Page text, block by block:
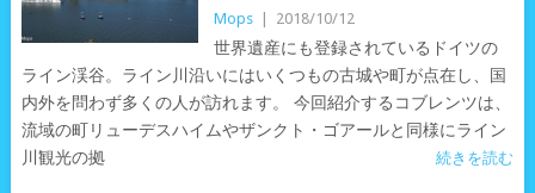
Mops 2018/10/12
世界遺産にも登録されているドイツの
ライン渓谷。ライン川沿いにはいくつもの古城や町が点在し、国
内外を問わず多くの人が訪れます。 今回紹介するコブレンツは、
流域の町リューデスハイムやザンクト・ゴアールと同様にライン
川観光の拠
続きを読む